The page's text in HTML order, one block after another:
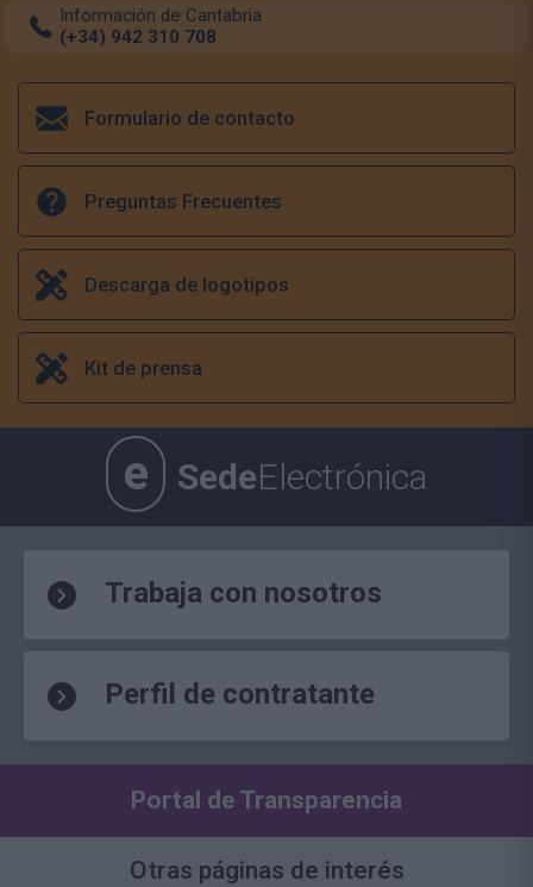
Información de Cantabria
(+34) 942 310 708
Formulario de contacto
Preguntas Frecuentes
Descarga de logotipos
Kit de prensa
e SedeElectrónica
Trabaja con nosotros
Perfil de contratante
Portal de Transparencia
Otras páginas de interés